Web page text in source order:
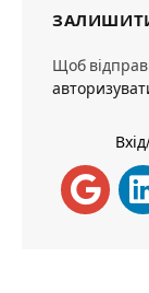
Щоб